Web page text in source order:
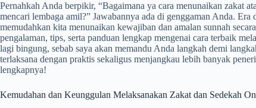
Pernahkah Anda berpikir, “Bagaimana ya cara menunaikan zakat
mencari lembaga amil?” Jawabannya ada di genggaman Anda.
memudahkan kita menunaikan kewajiban dan amalan sunnah secara
pengalaman, tips, serta panduan lengkap mengenai cara terbaik
lagi bingung, sebab saya akan memandu Anda langkah demi
terlaksana dengan praktis sekaligus menjangkau lebih banyak
lengkapnya!
Kemudahan dan Keunggulan Melaksanakan Zakat dan Sedekah